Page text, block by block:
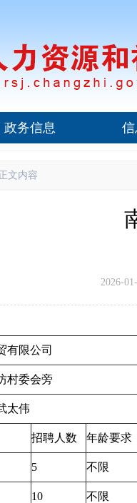
政务信息
正文内容
2026-
商贸有限公司 统一
长治紫坊村
人：武太伟 用
招聘人数 年龄要求
5 不限
10 不限